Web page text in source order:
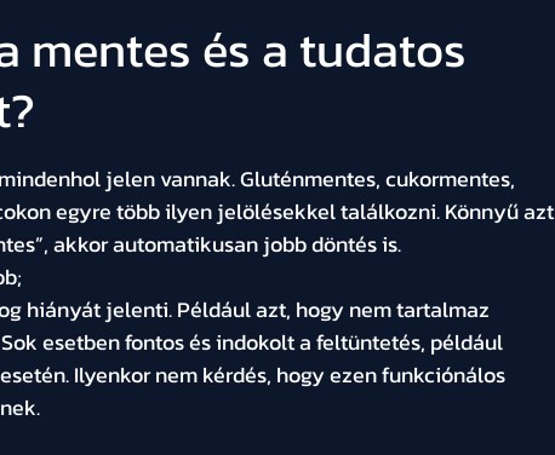
mentes és a tudatos
jelen vannak. Gluténmentes, cukormentes,
egyre több ilyen jelölésekkel találkozni. Könnyű azt
akkor automatikusan jobb döntés is.
hiányát jelenti. Például azt, hogy nem tartalmaz
esetben fontos és indokolt a feltüntetés, például
Ilyenkor nem kérdés, hogy ezen funkciónálos